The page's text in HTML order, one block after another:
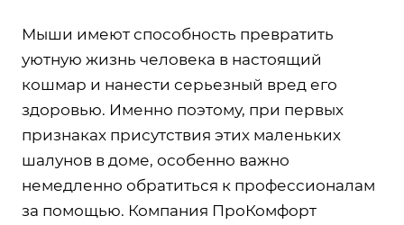
Мыши имеют способность превратить
уютную жизнь человека в настоящий
кошмар и нанести серьезный вред его
здоровью. Именно поэтому, при первых
признаках присутствия этих маленьких
шалунов в доме, особенно важно
немедленно обратиться к профессионалам
за помощью. Компания ПроКомфорт